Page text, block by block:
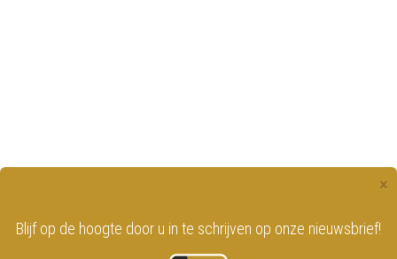
×
Blijf op de hoogte door u in te schrijven op onze nieuwsbrief!